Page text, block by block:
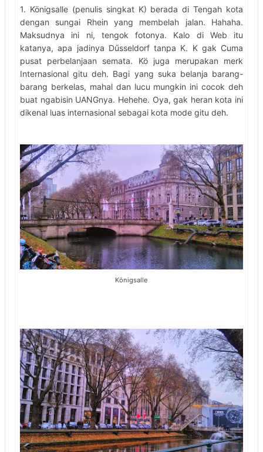
1. Königsalle (penulis singkat K) berada di Tengah kota
dengan sungai Rhein yang membelah jalan. Hahaha.
Maksudnya ini ni, tengok fotonya. Kalo di Web itu
katanya, apa jadinya Dűsseldorf tanpa K. K gak Cuma
pusat perbelanjaan semata. Kö juga merupakan merk
Internasional gitu deh. Bagi yang suka belanja barang-
barang berkelas, mahal dan lucu mungkin ini cocok deh
buat ngabisin UANGnya. Hehehe. Oya, gak heran kota ini
dikenal luas internasional sebagai kota mode gitu deh.
Königsalle